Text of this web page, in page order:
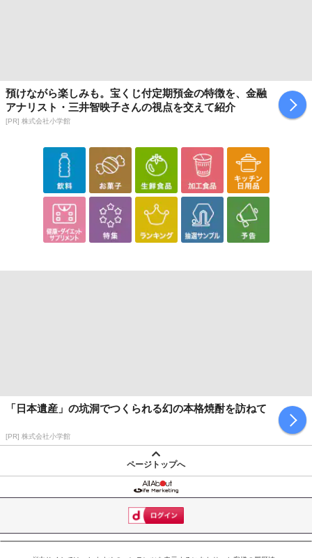
その他共通および商品カテゴリー別注意事項（※必ずご確認くだ
こちらの情報は2026-07-09 14:02:14.0 での情報となります。
預けながら楽しみも。宝くじ付定期預金の特徴を、金融
アナリスト・三井智映子さんの視点を交えて紹介
[PR] 株式会社小学館
「日本遺産」の坑洞でつくられる幻の本格焼酎を訪ねて
[PR] 株式会社小学館
ページトップへ